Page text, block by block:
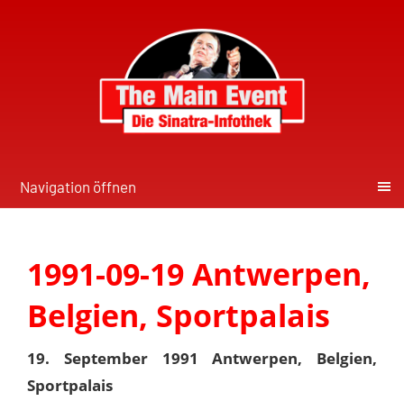
Navigation öffnen
1991-09-19 Antwerpen,
Belgien, Sportpalais
19. September 1991 Antwerpen, Belgien,
Sportpalais